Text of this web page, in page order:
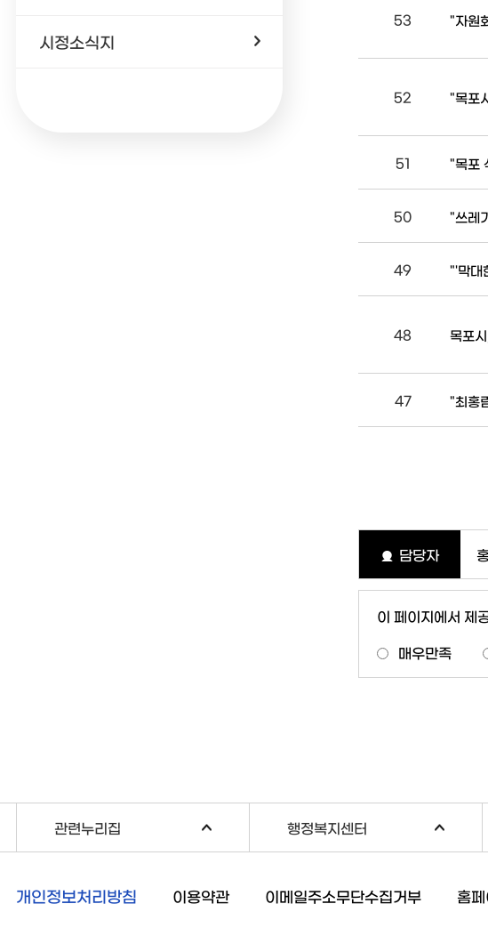
시정소식지
53 "자원
52 "목포
51
50
49 "'막대
48 목포
47 "최홍
담당자
이 페이지에서 제
매우만족
관련누리집 행정복지센터
개인정보처리방침 이용약관 이메일주소무단수집거부 홈